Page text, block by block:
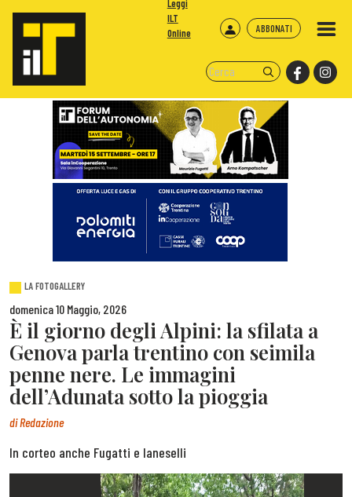
ABBONATI
Leggi
ILT
Online
LA FOTOGALLERY
domenica 10 Maggio, 2026
È il giorno degli Alpini: la sfilata a
Genova parla trentino con seimila
penne nere. Le immagini
dell’Adunata sotto la pioggia
diRedazione
In corteo anche Fugatti e Ianeselli